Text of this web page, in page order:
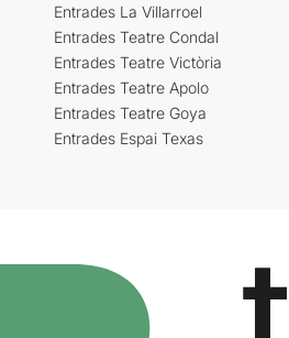
Entrades La Villarroel
Entrades Teatre Condal
Entrades Teatre Victòria
Entrades Teatre Apolo
Entrades Teatre Goya
Entrades Espai Texas